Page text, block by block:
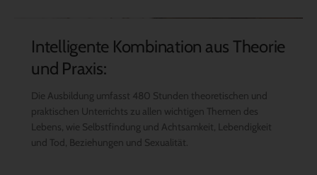
Intelligente Kombination aus Theorie
und Praxis:
Die Ausbildung umfasst 480 Stunden theoretischen und
praktischen Unterrichts zu allen wichtigen Themen des
Lebens, wie Selbstfindung und Achtsamkeit, Lebendigkeit
und Tod, Beziehungen und Sexualität.